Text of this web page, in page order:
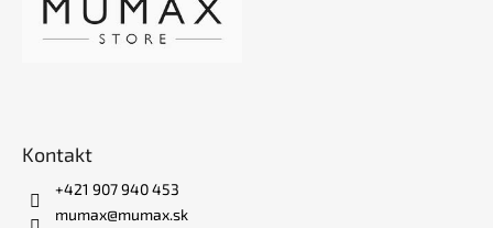
Kontakt
+421 907 940 453
mumax@mumax.sk